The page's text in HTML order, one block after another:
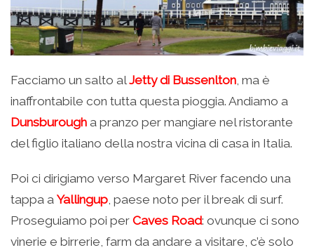
Facciamo un salto alJetty di Bussenlton, ma è
inaffrontabile con tutta questa pioggia. Andiamo a
Dunsburough a pranzo per mangiare nel ristorante
del figlio italiano della nostra vicina di casa in Italia.
Poi ci dirigiamo verso Margaret River facendo una
tappa a Yallingup, paese noto per il break di surf.
Proseguiamo poi per Caves Road: ovunque ci sono
vinerie e birrerie, farm da andare a visitare, c’è solo